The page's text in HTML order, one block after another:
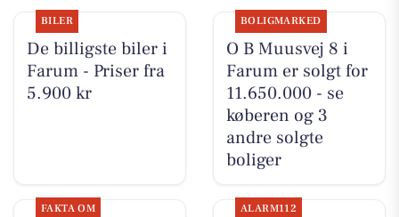
BILER
De billigste biler i
Farum - Priser fra
5.900 kr
BOLIGMARKED
O B Muusvej 8 i
Farum er solgt for
11.650.000 - se
køberen og 3
andre solgte
boliger
FAKTA OM ALARM112